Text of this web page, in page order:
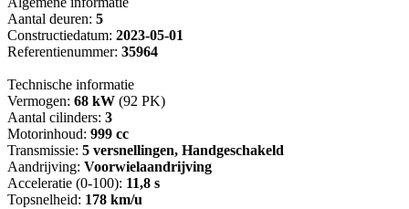
Aantal deuren: 5
Constructiedatum: 2023-05-01
Referentienummer: 35964
Technische informatie
Vermogen: 68 kW (92 PK)
Aantal cilinders: 3
Motorinhoud: 999 cc
Transmissie: 5 versnellingen, Handgeschakeld
Aandrijving: Voorwielaandrijving
Acceleratie (0-100): 11,8 s
Topsnelheid: 178 km/u